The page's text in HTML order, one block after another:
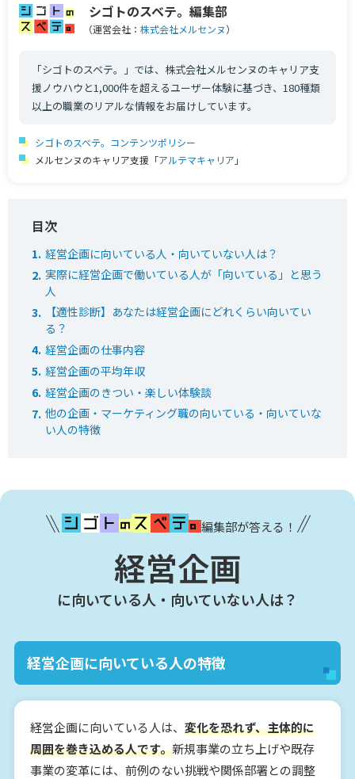
シゴトのスベテ。編集部
（運営会社： 株式会社メルセンヌ）
「シゴトのスベテ。」では、株式会社メルセンヌのキャリア支
援ノウハウと1,000件を超えるユーザー体験に基づき、180種類
以上の職業のリアルな情報をお届けしています。
シゴトのスベテ。コンテンツポリシー
メルセンヌのキャリア支援「アルテマキャリア 」
経営企画に向いている人・向いていない人は？
実際に経営企画で働いている人が「向いている」と思う
人
【適性診断】あなたは経営企画にどれくらい向いてい
る？
経営企画の仕事内容
経営企画の平均年収
経営企画のきつい・楽しい体験談
他の企画・マーケティング職の向いている・向いていな
い人の特徴
編集部が答える！
経営企画
に向いている人・向いていない人は？
経営企画に向いている人の特徴
経営企画に向いている人は、 変化を恐れず、主体的に
周囲を巻き込める人です。新規事業の立ち上げや既存
事業の変革には、前例のない挑戦や関係部署との調整